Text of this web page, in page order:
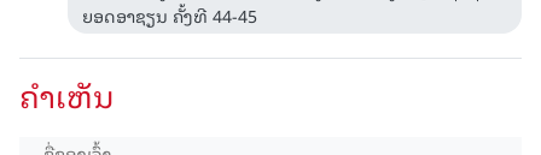
ຍອດອາຊຽນ ຄັ້ງທີ 44-45
ຄໍາເຫັນ